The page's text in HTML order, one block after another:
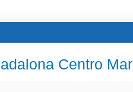
Centro Mar